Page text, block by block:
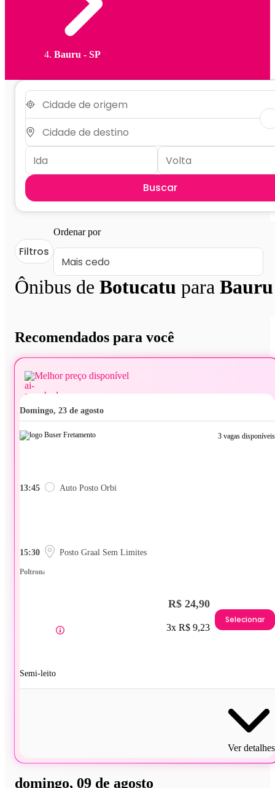
Bauru - SP
Buscar
Ônibus de Botucatu para Bauru
Filtros
Ordenar por
Recomendados para você
Melhor preço disponível
domingo, 23 de agosto
3 vagas disponíveis
13:45 Auto Posto Orbi
15:30 Posto Graal Sem Limites
Poltrona
Semi-leito
R$ 24,90
3x R$ 9,23
Selecionar
Ver detalhes
domingo, 09 de agosto